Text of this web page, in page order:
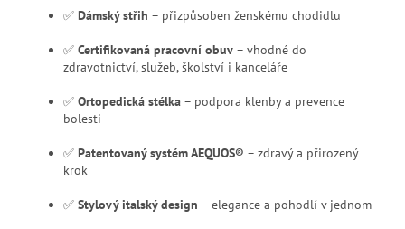
✅ Dámský střih – přizpůsoben ženskému chodidlu
✅ Certifikovaná pracovní obuv – vhodné do
zdravotnictví, služeb, školství i kanceláře
✅ Ortopedická stélka – podpora klenby a prevence
bolesti
✅ Patentovaný systém AEQUOS® – zdravý a přirozený
krok
✅ Stylový italský design – elegance a pohodlí v jednom